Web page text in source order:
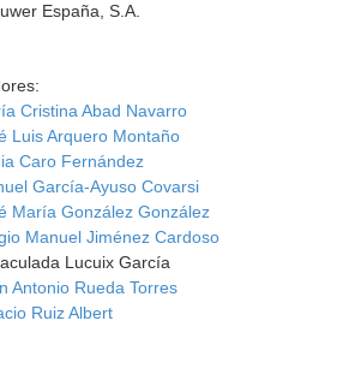
España, S.A.
Cristina Abad Navarro
Luis Arquero Montaño
Caro Fernández
García-Ayuso Covarsi
María González González
Manuel Jiménez Cardoso
Lucuix García
Antonio Rueda Torres
Ruiz Albert